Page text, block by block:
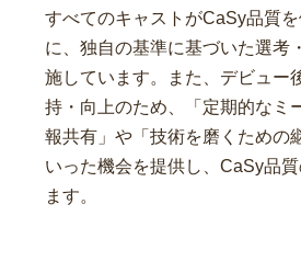
すべてのキャストがCaSy品質
に、独自の基準に基づいた選考
施しています。また、デビュー
持・向上のため、「定期的なミ
報共有」や「技術を磨くための
いった機会を提供し、CaSy品
ます。